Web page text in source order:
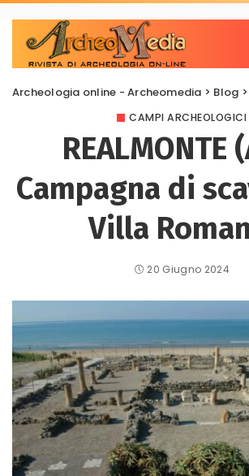
Archeologia online - Archeomedia > Blog >
CAMPI ARCHEOLOGICI
REALMONTE
Campagna di
Villa
20 Giugno 2024